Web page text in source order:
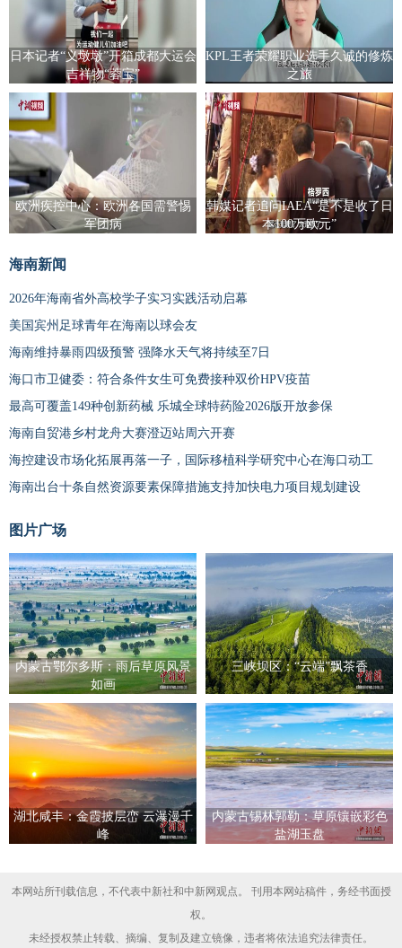
日本记者“义墩墩”开箱成都大运会
吉祥物“蓉宝”
KPL王者荣耀职业选手久诚的修炼
之旅
欧洲疾控中心：欧洲各国需警惕
军团病
韩媒记者追问IAEA“是不是收了日
本100万欧元”
海南新闻
2026年海南省外高校学子实习实践活动启幕
美国宾州足球青年在海南以球会友
海南维持暴雨四级预警 强降水天气将持续至7日
海口市卫健委：符合条件女生可免费接种双价HPV疫苗
最高可覆盖149种创新药械 乐城全球特药险2026版开放参保
海南自贸港乡村龙舟大赛澄迈站周六开赛
海控建设市场化拓展再落一子，国际移植科学研究中心在海口动工
海南出台十条自然资源要素保障措施支持加快电力项目规划建设
图片广场
内蒙古鄂尔多斯：雨后草原风景
如画
三峡坝区：“云端”飘茶香
湖北咸丰：金霞披层峦 云瀑漫千
峰
内蒙古锡林郭勒：草原镶嵌彩色
盐湖玉盘
本网站所刊载信息，不代表中新社和中新网观点。 刊用本网站稿件，务经书面授
权。
未经授权禁止转载、摘编、复制及建立镜像，违者将依法追究法律责任。